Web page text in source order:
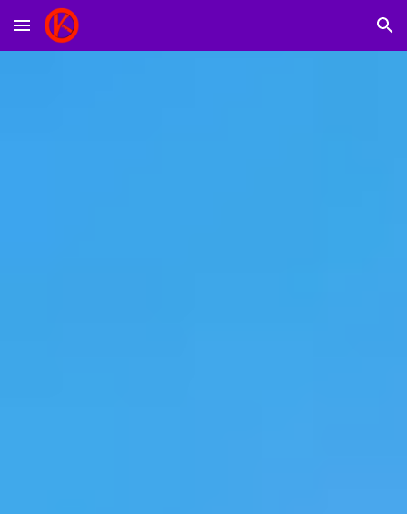
Skip to main content Skip to navigation